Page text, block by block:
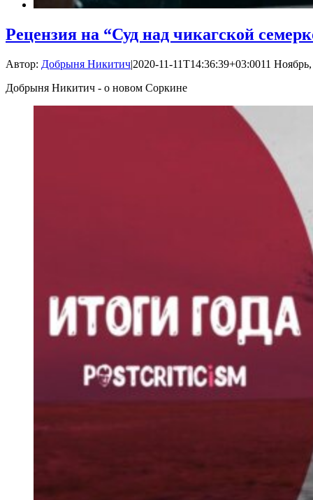
Рецензия на “Суд над чикагской
Автор: Добрыня Никитич|2020-11-11T14:36:39+03:0011
Добрыня Никитич - о новом Соркине